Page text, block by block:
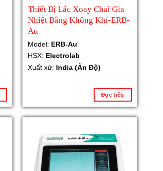
Thiết Bị Lắc Xoay Chai Gia
Nhiệt Bằng Không Khí-ERB-
Au
Model: ERB-Au
HSX: Electrolab
Xuất xứ: India (Ấn Độ)
Đọc tiếp